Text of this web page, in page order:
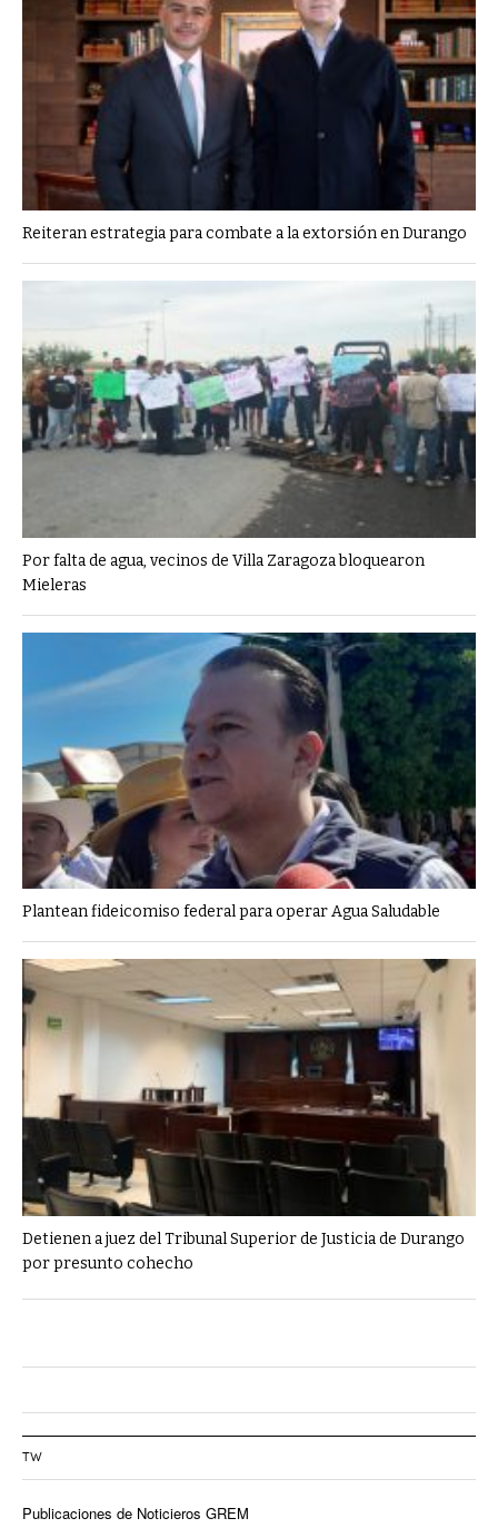
Reiteran estrategia para combate a la extorsión en Durango
Por falta de agua, vecinos de Villa Zaragoza bloquearon
Mieleras
Plantean fideicomiso federal para operar Agua Saludable
Detienen a juez del Tribunal Superior de Justicia de Durango
por presunto cohecho
TW
Publicaciones de Noticieros GREM